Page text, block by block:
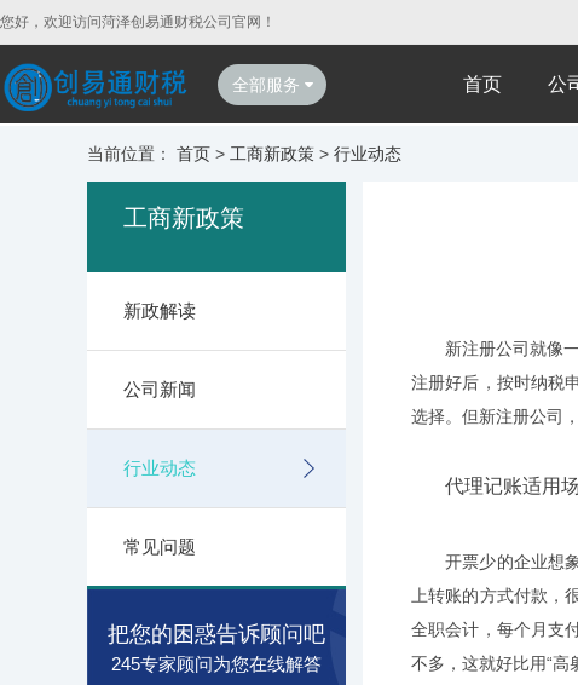
您好，欢迎访问菏泽创易通财税公司官网！
全部服务 首页 公
当前位置： 首页 > 工商新政策 > 行业动态
工商新政策
新政解读
公司新闻
行业动态
常见问题
把您的困惑告诉顾问吧
245专家顾问为您在线解答
新注册公司就像
注册好后，按时纳税
选择。但新注册公司
代理记账适用
开票少的企业想
上转账的方式付款
全职会计，每个月支
不多，这就好比用“高